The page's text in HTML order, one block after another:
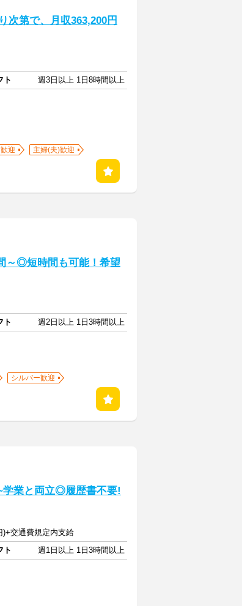
次第で、月収363,200円
ト
週3日以上 1日8時間以上
迎
主婦(夫)歓迎
～◎短時間も可能！希望
ト
週2日以上 1日3時間以上
シルバー歓迎
学業と両立◎履歴書不要!
)+交通費規定内支給
ト
週1日以上 1日3時間以上